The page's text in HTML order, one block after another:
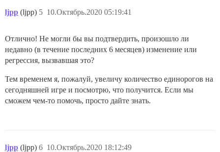
ljpp (ljpp) 10.Октябрь.2020 05:19:41
5
Отлично! Не могли бы вы подтвердить, произошло ли
недавно (в течение последних 6 месяцев) изменение или
регрессия, вызвавшая это?
Тем временем я, пожалуй, увеличу количество единорогов на
сегодняшней игре и посмотрю, что получится. Если мы
сможем чем-то помочь, просто дайте знать.
ljpp (ljpp) 10.Октябрь.2020 18:12:49
6